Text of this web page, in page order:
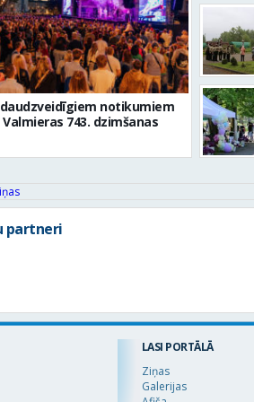
daudzveidīgiem notikumiem
743. dzimšanas
partneri
LASI PORTĀLĀ
Ziņas
Galerijas